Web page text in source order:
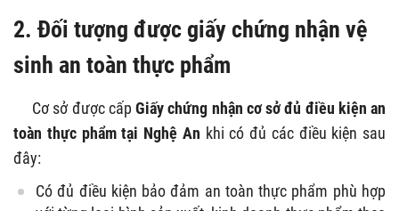
2. Đối tượng được giấy chứng nhận vệ
sinh an toàn thực phẩm
Cơ sở được cấpGiấy chứng nhận cơ sở đủ điều kiện an
toàn thực phẩm tại Nghệ An khi có đủ các điều kiện sau
đây:
Có đủ điều kiện bảo đảm an toàn thực phẩm phù hợp